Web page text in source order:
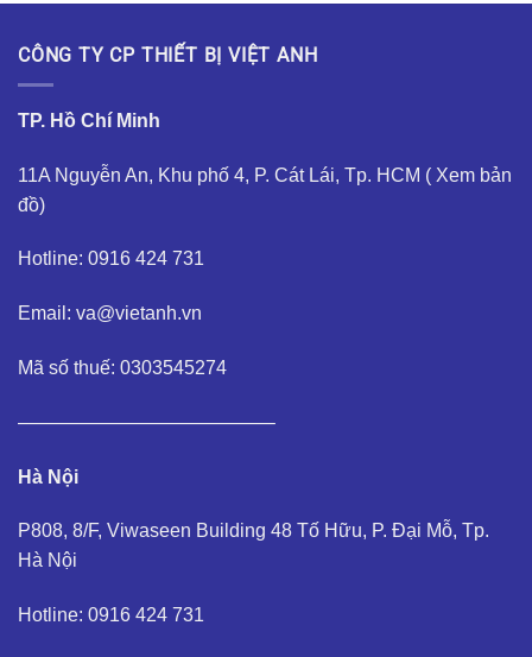
CÔNG TY CP THIẾT BỊ VIỆT ANH
TP. Hồ Chí Minh
11A Nguyễn An, Khu phố 4, P. Cát Lái, Tp. HCM ( Xem bản
đồ)
Hotline: 0916 424 731
Email: va@vietanh.vn
Mã số thuế: 0303545274
—————————————–
Hà Nội
P808, 8/F, Viwaseen Building 48 Tố Hữu, P. Đại Mỗ, Tp.
Hà Nội
Hotline: 0916 424 731